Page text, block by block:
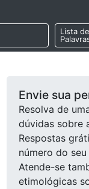
Lista de
Envie sua
Resolva de
dúvidas sobre
Respostas
número do
Atende-se
etimológicas